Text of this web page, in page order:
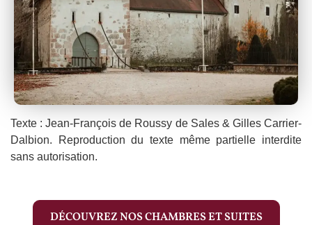
Texte : Jean-François de Roussy de Sales & Gilles Carrier-
Dalbion. Reproduction du texte même partielle interdite
sans autorisation.
DÉCOUVREZ NOS CHAMBRES ET SUITES